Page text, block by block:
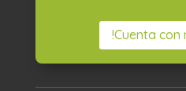
!Cuenta con